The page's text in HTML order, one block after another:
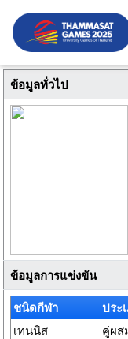
ข้อมูลทั่วไป
ข้อมูลการแข่งขัน
ชนิดกีฬา
ประ
เทนนิส
คู่ผส